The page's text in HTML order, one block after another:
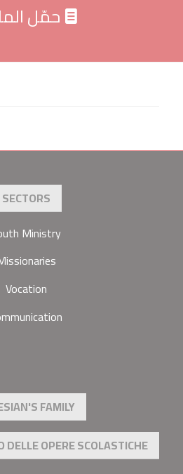
حمّل
SECTORS
Ministry
Vocation
FAMILY
DELLE OPERE SCOLASTICHE